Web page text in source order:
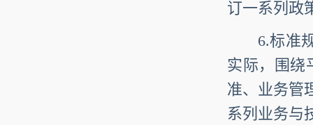
订一系列政
6.标准规
实际，围绕
准、业务管
系列业务与